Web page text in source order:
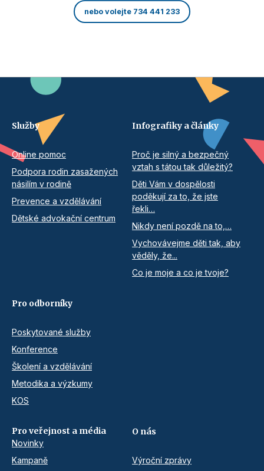
nebo volejte 734 441 233
Služby
Online pomoc
Podpora rodin zasažených
násilím v rodině
Prevence a vzdělávání
Dětské advokační centrum
Infografiky a články
Proč je silný a bezpečný
vztah s tátou tak důležitý?
Děti Vám v dospělosti
poděkují za to, že jste
řekli…
Nikdy není pozdě na to,…
Vychovávejme děti tak, aby
věděly, že...
Co je moje a co je tvoje?
Pro odborníky
Poskytované služby
Konference
Školení a vzdělávání
Metodika a výzkumy
KOS
Pro veřejnost a média
Novinky
Kampaně
O nás
Výroční zprávy